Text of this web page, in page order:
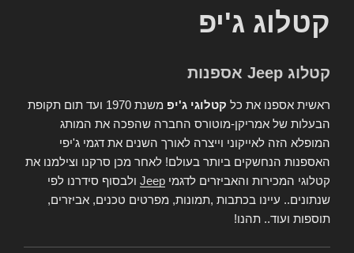
קטלוג ג'יפ
קטלוג Jeep אספנות
ראשית אספנו את כל קטלוגי ג'יפ
משנת 1970 ועד תום תקופת
הבעלות של אמריקן-מוטורס החברה שהפכה את המותג
המופלא הזה לאייקוני וייצרה לאורך השנים את דגמי ג'יפי
האספנות הנחשקים ביותר בעולם! לאחר מכן סרקנו וצילמנו את
קטלוגי המכירות והאביזרים לדגמי Jeep ולבסוף סידרנו לפי
שנתונים.. עיינו בכתבות ,תמונות, מפרטים טכנים, אביזרים,
תוספות ועוד.. תהנו!